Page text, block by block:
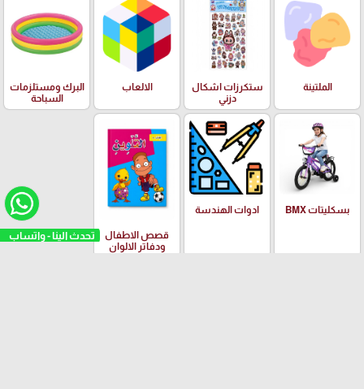
تحدث الينا - واتساب
الملتينة
ستكرزات اشكال
دزني
الالعاب
البرك ومستلزمات
السباحة
بسكليتات BMX ادوات الهندسة
قصص الاطفال
ودفاتر الالوان